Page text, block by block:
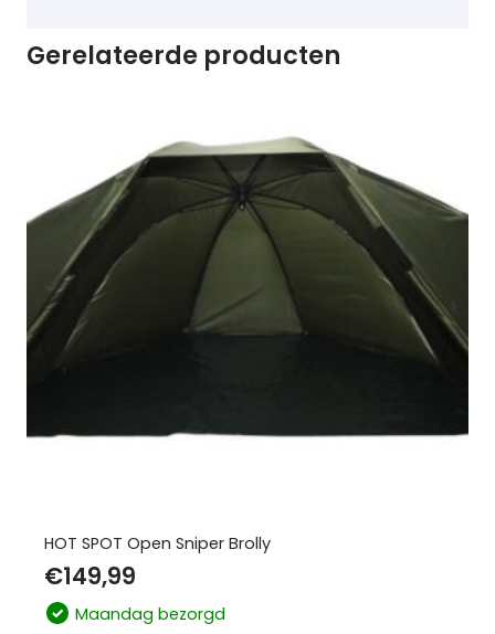
Gerelateerde producten
HOT SPOT Open Sniper Brolly
€149,99
Maandag bezorgd